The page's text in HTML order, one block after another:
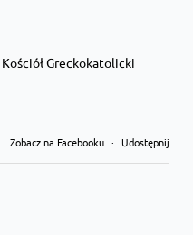
Kościół Greckokatolicki
Zobacz na Facebooku · Udostępnij